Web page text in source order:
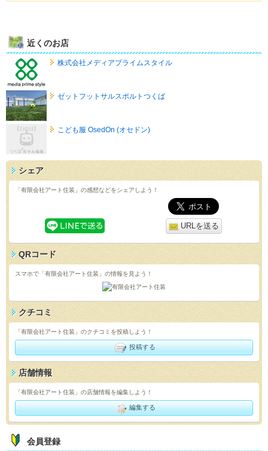
近くのお店
株式会社メディアプライムスタイル
ゼットフットサルスポルトつくば
こども服 OsedOn (オセドン)
シェア
「有限会社アート住装」の感想などをシェアしよう！
URLを送る
QRコード
スマホで「有限会社アート住装」の情報を見よう！
クチコミ
「有限会社アート住装」のクチコミを投稿しよう！
投稿する
店舗情報
「有限会社アート住装」の店舗情報を編集しよう！
編集する
会員登録